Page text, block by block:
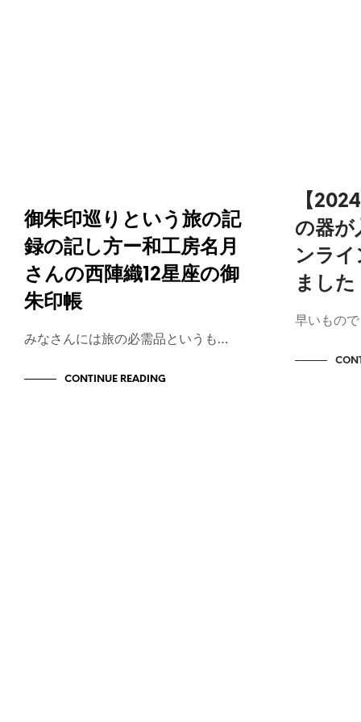
御朱印巡りという旅の記
録の記し方ー和工房名月
さんの西陣織12星座の御
朱印帳
みなさんには旅の必需品というも…
CONTINUE READING
【
の器が
ンライ
ました
早いもの